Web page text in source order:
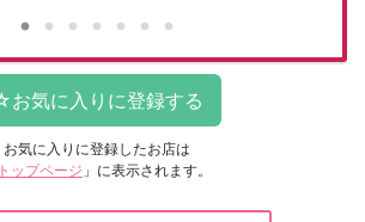
お気に入りに登録したお店は
トップページ 」に表示されます。